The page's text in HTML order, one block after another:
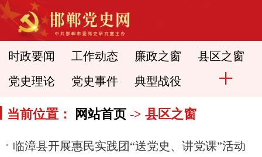
时政要闻 工作动态 廉政之窗 县区之窗
党史理论 党史事件 典型战役
当前位置： 网站首页 -> 县区之窗
临漳县开展惠民实践团“送党史、讲党课”活动